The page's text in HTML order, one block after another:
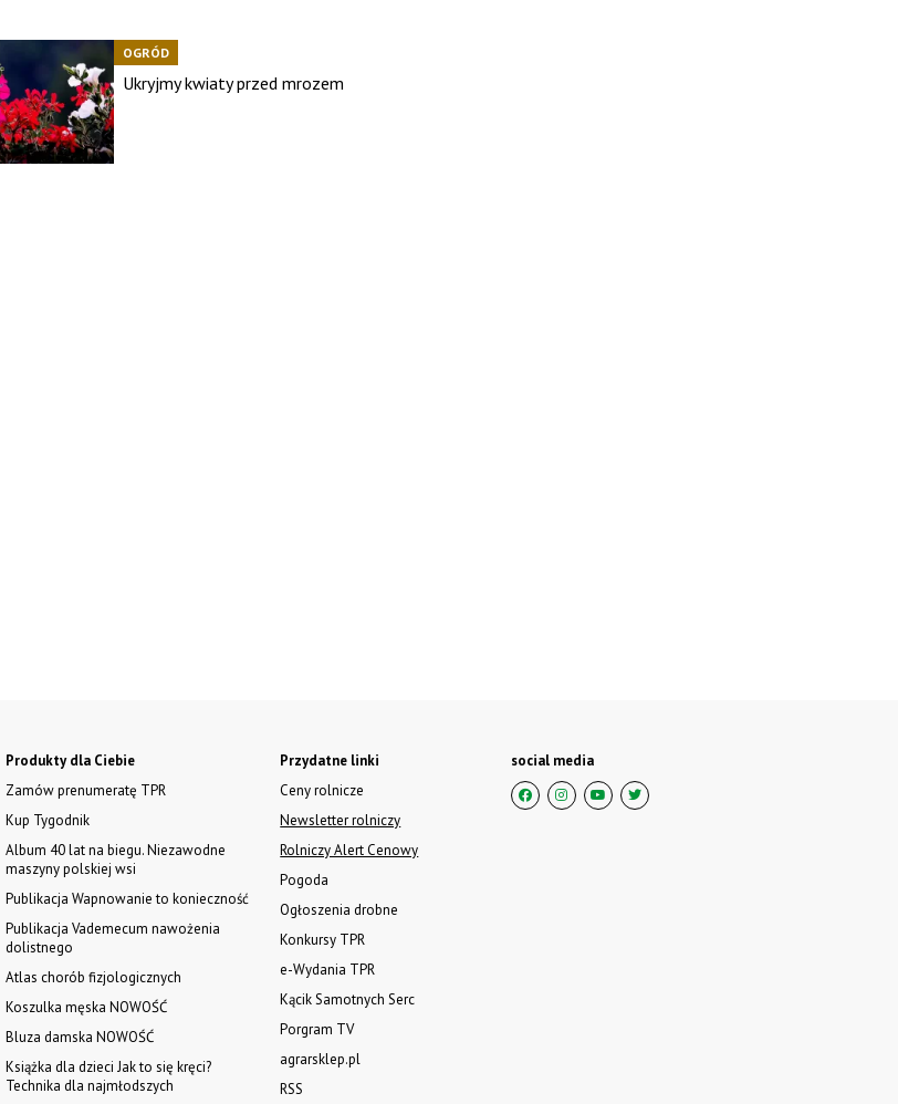
OGRÓD
Ukryjmy kwiaty przed mrozem
Produkty dla Ciebie
Zamów prenumeratę TPR
Kup Tygodnik
Album 40 lat na biegu. Niezawodne
maszyny polskiej wsi
Publikacja Wapnowanie to konieczność
Publikacja Vademecum nawożenia
dolistnego
Atlas chorób fizjologicznych
Koszulka męska NOWOŚĆ
Bluza damska NOWOŚĆ
Książka dla dzieci Jak to się kręci?
Technika dla najmłodszych
Przydatne linki
Ceny rolnicze
Newsletter rolniczy
Rolniczy Alert Cenowy
Pogoda
Ogłoszenia drobne
Konkursy TPR
e-Wydania TPR
Kącik Samotnych Serc
Porgram TV
agrarsklep.pl
RSS
social media